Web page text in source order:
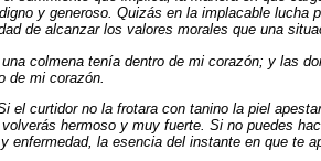
y generoso. Quizás en la implacable
de alcanzar los valores morales que una
colmena tenía dentro de mi corazón; y las
de mi corazón.
el curtidor no la frotara con tanino la piel
hermoso y muy fuerte. Si no puedes
la esencia del instante en que te